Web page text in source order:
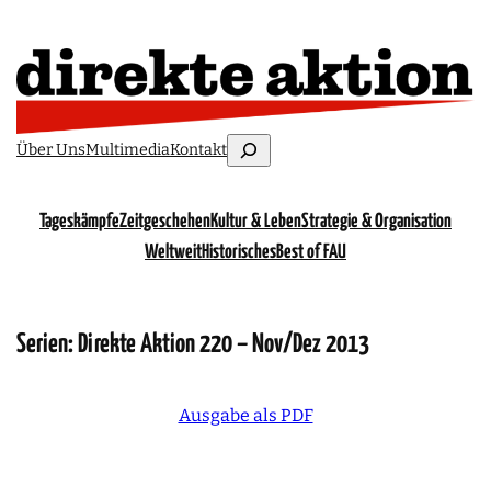
Über UnsMultimediaKontaktSuchen
TageskämpfeZeitgeschehenKultur & LebenStrategie & Organisation
WeltweitHistorischesBest of FAU
Serien: Direkte Aktion 220 – Nov/Dez 2013
Ausgabe als PDF